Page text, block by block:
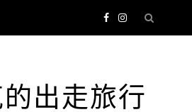
出走旅行